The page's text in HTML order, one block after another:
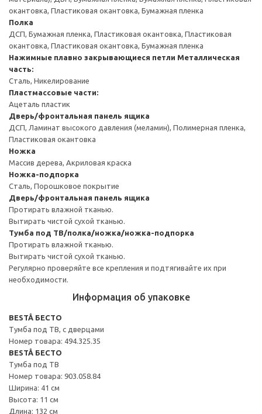
окантовка, Пластиковая окантовка, Бумажная пленка
Полка
ДСП, Бумажная пленка, Пластиковая окантовка, Пластиковая
окантовка, Пластиковая окантовка, Бумажная пленка
Нажимные плавно закрывающиеся петли Металлическая
часть:
Сталь, Никелирование
Пластмассовые части:
Ацеталь пластик
Дверь/фронтальная панель ящика
ДСП, Ламинат высокого давления (меламин), Полимерная пленка,
Пластиковая окантовка
Ножка
Массив дерева, Акриловая краска
Ножка-подпорка
Сталь, Порошковое покрытие
Дверь/фронтальная панель ящика
Протирать влажной тканью.
Вытирать чистой сухой тканью.
Тумба под ТВ/полка/ножка/ножка-подпорка
Протирать влажной тканью.
Вытирать чистой сухой тканью.
Регулярно проверяйте все крепления и подтягивайте их при
необходимости.
Информация об упаковке
BESTÅ БЕСТО
Тумба под ТВ, с дверцами
Номер товара: 494.325.35
BESTÅ БЕСТО
Тумба под ТВ
Номер товара: 903.058.84
Ширина: 41 см
Высота: 11 см
Длина: 132 см